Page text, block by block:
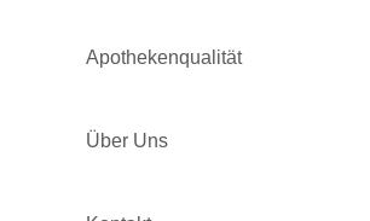
Apothekenqualität
Über Uns